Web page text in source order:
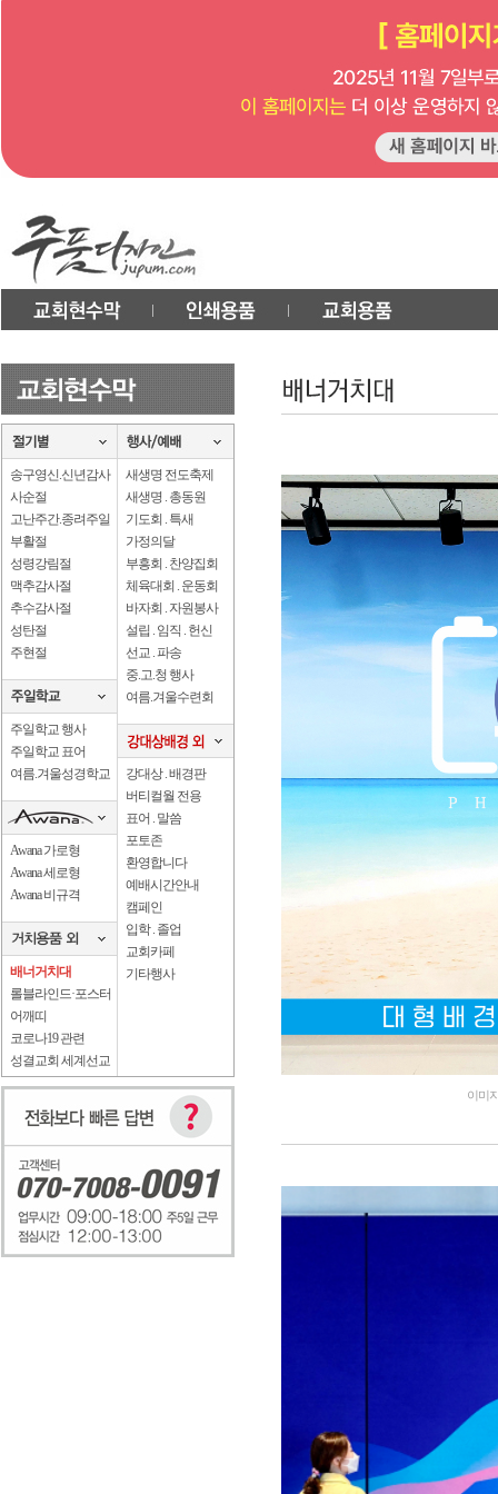
송구영신.신년감사
사순절
고난주간.종려주일
부활절
성령강림절
맥추감사절
추수감사절
성탄절
주현절
주일학교 행사
주일학교 표어
여름.겨울성경학교
Awana 가로형
Awana 세로형
Awana 비규격
배너거치대
롤블라인드·포스터
어깨띠
코로나19 관련
성결교회 세계선교
새생명 전도축제
새생명 . 총동원
기도회 . 특새
가정의달
부흥회 . 찬양집회
체육대회 . 운동회
바자회 . 자원봉사
설립 . 임직 . 헌신
선교 . 파송
중.고.청 행사
여름.겨울수련회
강대상 . 배경판
버티컬월 전용
표어 . 말씀
포토존
환영합니다
예배시간안내
캠페인
입학 . 졸업
교회카페
기타행사
이미